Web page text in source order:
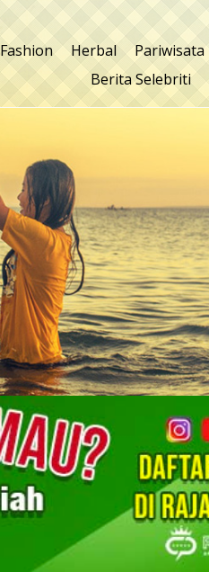
Fashion Herbal Pariwisata
Berita Selebriti